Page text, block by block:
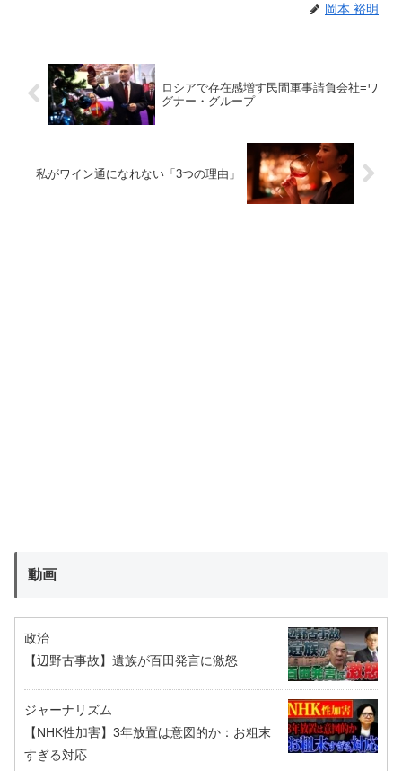
岡本 裕明
ロシアで存在感増す民間軍事請負会社=ワ
グナー・グループ
私がワイン通になれない「3つの理由」
動画
政治
【辺野古事故】遺族が百田発言に激怒
ジャーナリズム
【NHK性加害】3年放置は意図的か：お粗末
すぎる対応